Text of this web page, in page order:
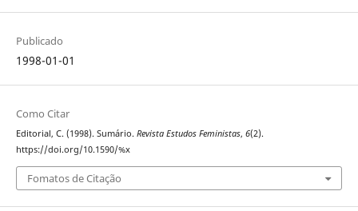
Publicado
1998-01-01
Como Citar
Editorial, C. (1998). Sumário. Revista Estudos Feministas, 6(2).
https://doi.org/10.1590/%x
Fomatos de Citação